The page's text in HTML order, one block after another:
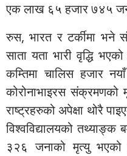
एक लाख ६५ हजार ७४५
रुस, भारत र टर्कीमा भने
साता यता भारी वृद्धि
कम्तिमा चालिस हजार
कोरोनाभाइरस
राष्ट्रहरुको अपेक्षा थोरै
विश्वविद्यालयको तथ्याङ्क
३२६ जनाको मृत्यु